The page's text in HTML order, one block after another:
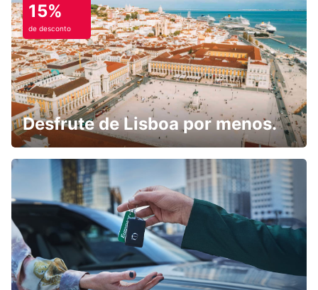
15%
de desconto
Desfrute de Lisboa por menos.